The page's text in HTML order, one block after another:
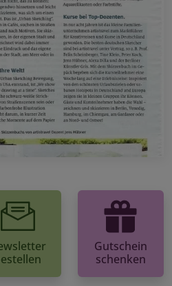
Gutschein
schenken